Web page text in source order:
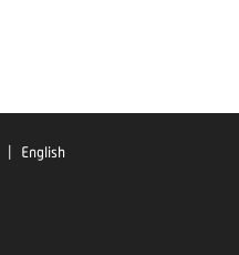
English